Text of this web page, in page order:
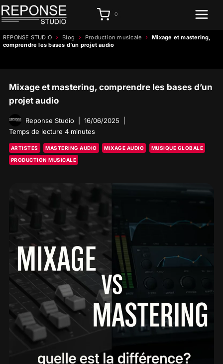
Aller
au
0
REPONSE STUDIO › Blog › Production musicale ›
Mixage et mastering,
comprendre les bases d’un projet audio
Mixage et mastering, comprendre les bases d’un
projet audio
Reponse Studio
16/06/2025
Temps de lecture 4 minutes
ARTISTES MASTERING AUDIO MIXAGE AUDIO
MUSIQUE GLOBALE
PRODUCTION MUSICALE